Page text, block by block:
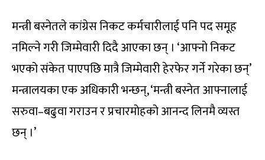
मन्त्री बस्नेतले कांग्रेस निकट कर्मचारीलाई पनि पद समूह
नमिल्ने गरी जिम्मेवारी दिदै आएका छन् । ‘आफ्नो निकट
भएको संकेत पाएपछि मात्रै जिम्मेवारी हेरफेर गर्ने गरेका छन्’
मन्त्रालयका एक अधिकारी भन्छन्, ‘मन्त्री बस्नेत आफ्नालाई
सरुवा–बढुवा गराउन र प्रचारमोहको आनन्द लिनमै व्यस्त
छन् ।’